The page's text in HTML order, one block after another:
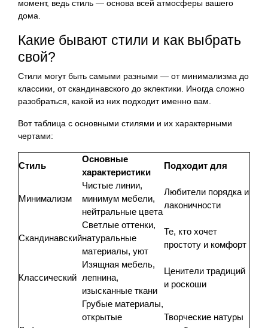
момент, ведь стиль — основа всей атмосферы вашего
дома.
Какие бывают стили и как выбрать
свой?
Стили могут быть самыми разными — от минимализма до
классики, от скандинавского до эклектики. Иногда сложно
разобраться, какой из них подходит именно вам.
Вот таблица с основными стилями и их характерными
чертами:
Стиль
Основные
характеристики
Подходит для
Минимализм
Чистые линии,
минимум мебели,
нейтральные цвета
Любители порядка и
лаконичности
Скандинавский
Светлые оттенки,
натуральные
материалы, уют
Те, кто хочет
простоту и комфорт
Классический
Изящная мебель,
лепнина,
изысканные ткани
Ценители традиций
и роскоши
Грубые материалы,
открытые
Творческие натуры